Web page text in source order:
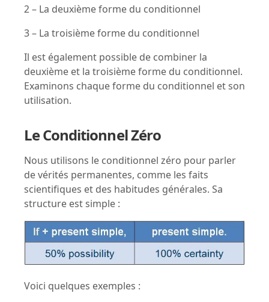
2 – La deuxième forme du conditionnel
3 – La troisième forme du conditionnel
Il est également possible de combiner la
deuxième et la troisième forme du conditionnel.
Examinons chaque forme du conditionnel et son
utilisation.
Le Conditionnel Zéro
Nous utilisons le conditionnel zéro pour parler
de vérités permanentes, comme les faits
scientifiques et des habitudes générales. Sa
structure est simple :
Voici quelques exemples :